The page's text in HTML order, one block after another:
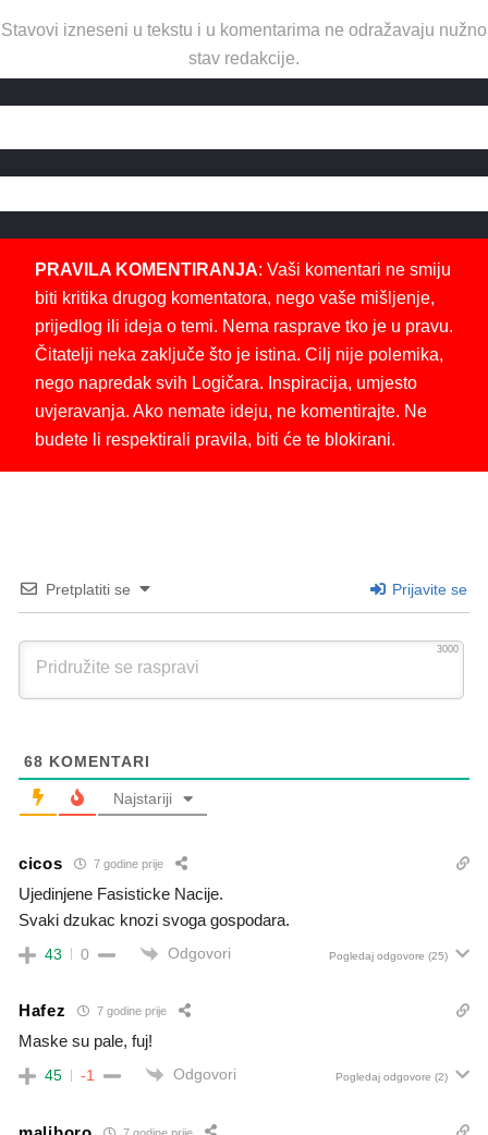
Stavovi izneseni u tekstu i u komentarima ne odražavaju nužno
stav redakcije.
PRAVILA KOMENTIRANJA: Vaši komentari ne smiju
biti kritika drugog komentatora, nego vaše mišljenje,
prijedlog ili ideja o temi. Nema rasprave tko je u pravu.
Čitatelji neka zaključe što je istina. Cilj nije polemika,
nego napredak svih Logičara. Inspiracija, umjesto
uvjeravanja. Ako nemate ideju, ne komentirajte. Ne
budete li respektirali pravila, biti će te blokirani.
Pretplatiti se Prijavite se
3000
68 KOMENTARI
Najstariji
cicos 7 godine prije
Ujedinjene Fasisticke Nacije.
Svaki dzukac knozi svoga gospodara.
43 0 Odgovori Pogledaj odgovore (25)
Hafez 7 godine prije
Maske su pale, fuj!
45 -1 Odgovori Pogledaj odgovore (2)